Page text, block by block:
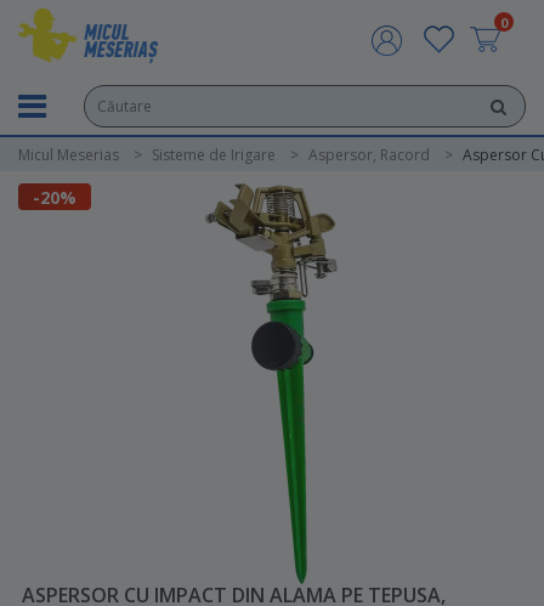
0
Micul Meserias Sisteme de Irigare Aspersor, Racord Aspersor
-20%
ASPERSOR CU IMPACT DIN ALAMA PE TEPUSA,